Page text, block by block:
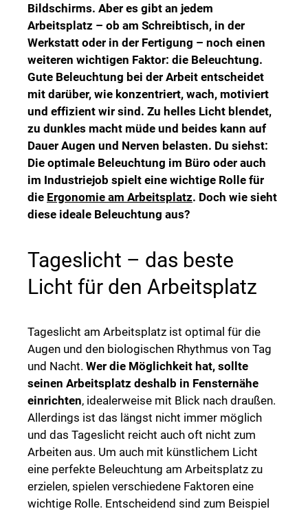
Bildschirms. Aber es gibt an jedem
Arbeitsplatz – ob am Schreibtisch, in der
Werkstatt oder in der Fertigung – noch einen
weiteren wichtigen Faktor: die Beleuchtung.
Gute Beleuchtung bei der Arbeit entscheidet
mit darüber, wie konzentriert, wach, motiviert
und effizient wir sind. Zu helles Licht blendet,
zu dunkles macht müde und beides kann auf
Dauer Augen und Nerven belasten. Du siehst:
Die optimale Beleuchtung im Büro oder auch
im Industriejob spielt eine wichtige Rolle für
die Ergonomie am Arbeitsplatz. Doch wie sieht
diese ideale Beleuchtung aus?
Tageslicht – das beste
Licht für den Arbeitsplatz
Tageslicht am Arbeitsplatz ist optimal für die
Augen und den biologischen Rhythmus von Tag
und Nacht. Wer die Möglichkeit hat, sollte
seinen Arbeitsplatz deshalb in Fensternähe
einrichten, idealerweise mit Blick nach draußen.
Allerdings ist das längst nicht immer möglich
und das Tageslicht reicht auch oft nicht zum
Arbeiten aus. Um auch mit künstlichem Licht
eine perfekte Beleuchtung am Arbeitsplatz zu
erzielen, spielen verschiedene Faktoren eine
wichtige Rolle. Entscheidend sind zum Beispiel